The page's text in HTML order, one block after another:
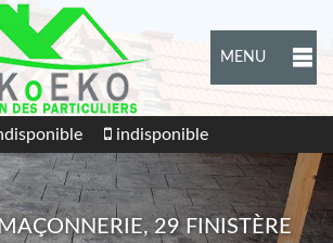
MENU
indisponible
29 FINISTÈRE